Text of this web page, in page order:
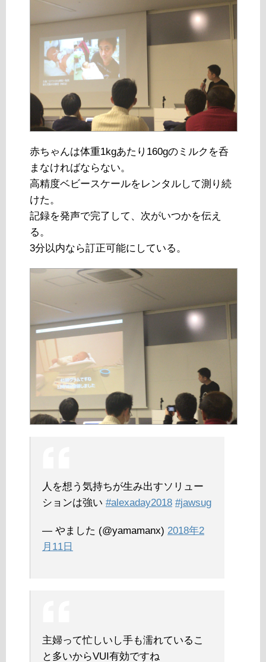
赤ちゃんは体重1kgあたり160gのミルクを呑
まなければならない。
高精度ベビースケールをレンタルして測り続
けた。
記録を発声で完了して、次がいつかを伝え
る。
3分以内なら訂正可能にしている。
人を想う気持ちが生み出すソリュー
ションは強い #alexaday2018 #jawsug
— やました (@yamamanx) 2018年2
月11日
主婦って忙しいし手も濡れているこ
と多いからVUI有効ですね